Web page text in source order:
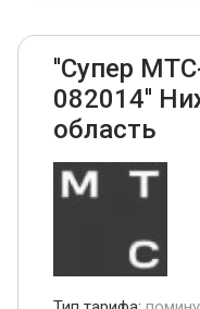
''Супер
082014''
область